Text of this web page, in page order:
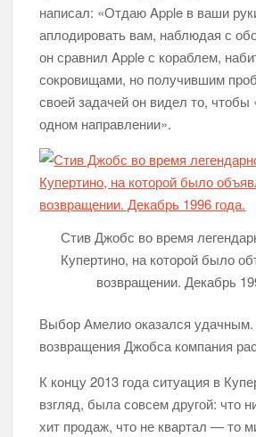
написал: «Отдаю Apple в ваши
аплодировать вам, наблюдая с
он сравнил Apple с кораблем,
сокровищами, но получившим
своей задачей он видел то, чтобы
одном направлении».
Стив Джобс во время
Купертино, на которой было
возвращении. Декабрь
Выбор Амелио оказался
возвращения Джобса компания
К концу 2013 года ситуация в
взгляд, была совсем другой: что
хит продаж, что не квартал — то